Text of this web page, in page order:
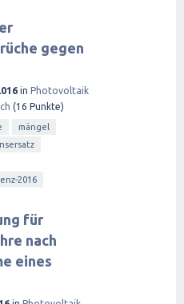
gegen
in Photovoltaik
(16 Punkte)
mängel
2016
für
nach
eines